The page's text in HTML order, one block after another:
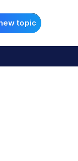
topic